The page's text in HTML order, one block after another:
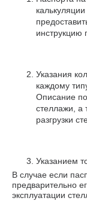
инструкцию
Указания
каждому
Описание
стеллажи, а
разгрузки
Указанием
В случае если
предварительно
эксплуатации